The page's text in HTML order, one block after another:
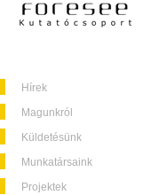
Hírek
Magunkról
Küldetésünk
Munkatársaink
Projektek